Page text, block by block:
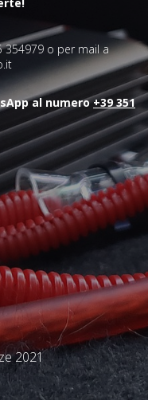
o per mail a
al numero+39 351
2021